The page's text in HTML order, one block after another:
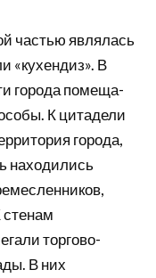
частью явля­лась
«кухендиз». В
города помеща­
К цитадели
города,
находились
стенам
торгово-
В них